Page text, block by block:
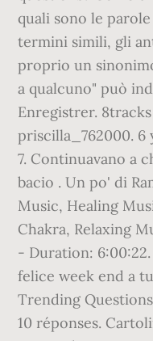
quali sono le
termini simili, gli
proprio un
a qualcuno" può
Enregistrer.
priscilla_762000. 6
7. Continuavano a
bacio . Un po' di
Music, Healing
Chakra, Relaxing
- Duration:
felice week end a
Trending
10 réponses.